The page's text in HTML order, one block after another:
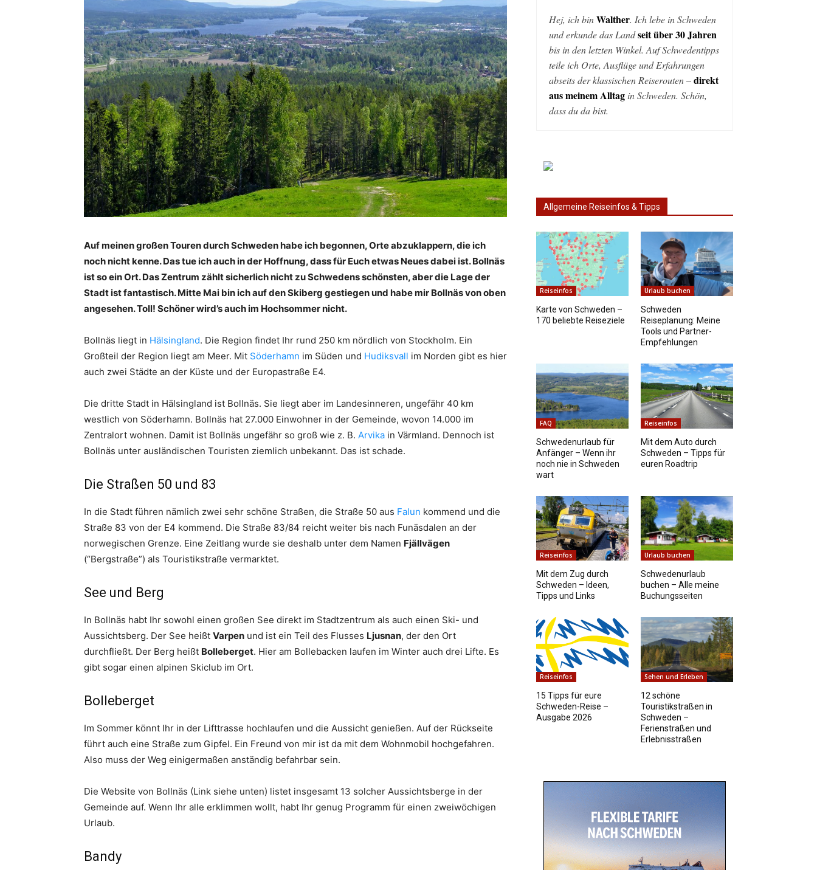
Auf meinen großen Touren durch Schweden habe ich begonnen, Orte abzuklappern, die ich
noch nicht kenne. Das tue ich auch in der Hoffnung, dass für Euch etwas Neues dabei ist. Bollnäs
ist so ein Ort. Das Zentrum zählt sicherlich nicht zu Schwedens schönsten, aber die Lage der
Stadt ist fantastisch. Mitte Mai bin ich auf den Skiberg gestiegen und habe mir Bollnäs von oben
angesehen. Toll! Schöner wird’s auch im Hochsommer nicht.
Bollnäs liegt in Hälsingland. Die Region findet Ihr rund 250 km nördlich von Stockholm. Ein
Großteil der Region liegt am Meer. Mit Söderhamn im Süden und Hudiksvall im Norden gibt es hier
auch zwei Städte an der Küste und der Europastraße E4.
Die dritte Stadt in Hälsingland ist Bollnäs. Sie liegt aber im Landesinneren, ungefähr 40 km
westlich von Söderhamn. Bollnäs hat 27.000 Einwohner in der Gemeinde, wovon 14.000 im
Zentralort wohnen. Damit ist Bollnäs ungefähr so groß wie z. B. Arvika in Värmland. Dennoch ist
Bollnäs unter ausländischen Touristen ziemlich unbekannt. Das ist schade.
Die Straßen 50 und 83
In die Stadt führen nämlich zwei sehr schöne Straßen, die Straße 50 aus Falun kommend und die
Straße 83 von der E4 kommend. Die Straße 83/84 reicht weiter bis nach Funäsdalen an der
norwegischen Grenze. Eine Zeitlang wurde sie deshalb unter dem Namen Fjällvägen
(“Bergstraße”) als Touristikstraße vermarktet.
See und Berg
In Bollnäs habt Ihr sowohl einen großen See direkt im Stadtzentrum als auch einen Ski- und
Aussichtsberg. Der See heißt Varpen und ist ein Teil des Flusses Ljusnan, der den Ort
durchfließt. Der Berg heißt Bolleberget. Hier am Bollebacken laufen im Winter auch drei Lifte. Es
gibt sogar einen alpinen Skiclub im Ort.
Bolleberget
Im Sommer könnt Ihr in der Lifttrasse hochlaufen und die Aussicht genießen. Auf der Rückseite
führt auch eine Straße zum Gipfel. Ein Freund von mir ist da mit dem Wohnmobil hochgefahren.
Also muss der Weg einigermaßen anständig befahrbar sein.
Die Website von Bollnäs (Link siehe unten) listet insgesamt 13 solcher Aussichtsberge in der
Gemeinde auf. Wenn Ihr alle erklimmen wollt, habt Ihr genug Programm für einen zweiwöchigen
Urlaub.
Bandy
Hej, ich binWalther. Ich lebe in Schweden
und erkunde das Landseit über 30 Jahren
bis in den letzten Winkel. Auf Schwedentipps
teile ich Orte, Ausflüge und Erfahrungen
abseits der klassischen Reiserouten –direkt
aus meinem Alltag in Schweden. Schön,
dass du da bist.
Allgemeine Reiseinfos & Tipps
Reiseinfos
Karte von Schweden –
170 beliebte Reiseziele
Urlaub buchen
Schweden
Reiseplanung: Meine
Tools und Partner-
Empfehlungen
FAQ
Schwedenurlaub für
Anfänger – Wenn ihr
noch nie in Schweden
wart
Reiseinfos
Mit dem Auto durch
Schweden – Tipps für
euren Roadtrip
Reiseinfos
Mit dem Zug durch
Schweden – Ideen,
Tipps und Links
Urlaub buchen
Schwedenurlaub
buchen – Alle meine
Buchungsseiten
Reiseinfos
15 Tipps für eure
Schweden-Reise –
Ausgabe 2026
Sehen und Erleben
12 schöne
Touristikstraßen in
Schweden –
Ferienstraßen und
Erlebnisstraßen